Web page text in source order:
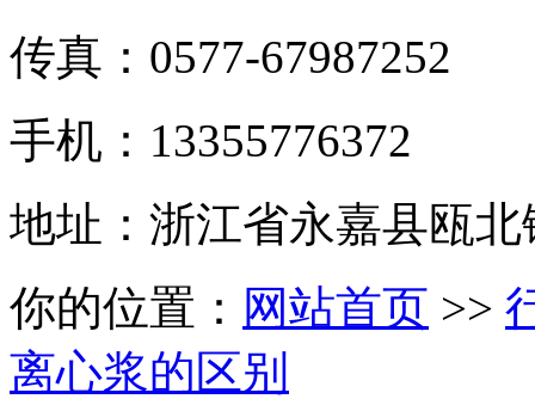
传真：0577-67987252
手机：13355776372
地址：浙江省永嘉县瓯
你的位置： 网站首页 >>
离心浆的区别